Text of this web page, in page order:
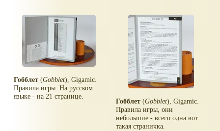
Гобблет (Gobblet), Gigamic.
Правила игры. На русском
языке - на 21 странице.
Гобблет (Gobblet), Gigamic.
Правила игры, они
небольшие - всего одна вот
такая страничка.